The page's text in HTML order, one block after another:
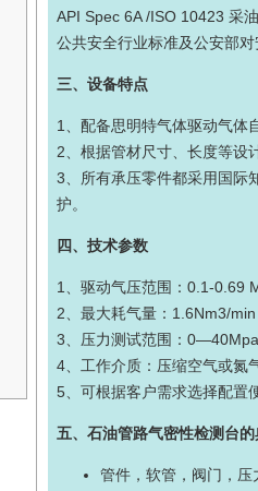
API Spec 6A /ISO 10423 采
公共安全行业标准及公安部
三、设备特点
1、配备思明特气体驱动气体
2、根据管材尺寸、长度等设
3、所有承压零件都采用国际
护。
四、技术参数
1、驱动气压范围：0.1-0.69
2、最大耗气量：1.6Nm3/min
3、压力测试范围：
4、工作介质：压缩空气或
5、可根据客户需求选择配置
五、 石油管路气密性检测台
管件，软管，阀门，